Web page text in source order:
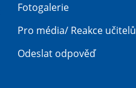
Fotogalerie
Pro média/ Reakce učitelů
Odeslat odpověď